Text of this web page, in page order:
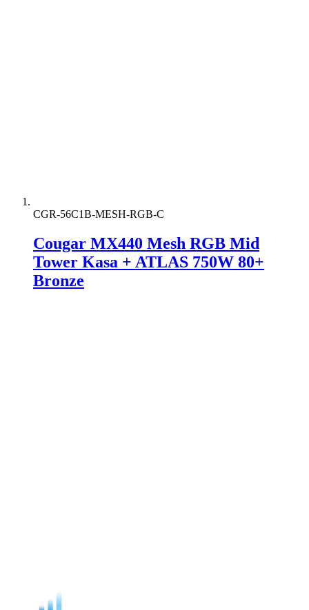
CGR-56C1B-MESH-RGB-C
Cougar MX440 Mesh RGB Mid
Tower Kasa + ATLAS 750W 80+
Bronze